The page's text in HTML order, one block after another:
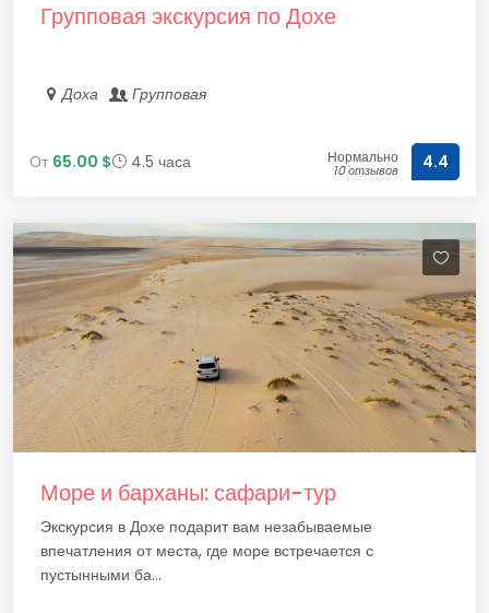
Групповая экскурсия по Дохе
Доха Групповая
От 65.00 $ 4.5 часа Нормально
10 отзывов 4.4
Море и барханы: сафари-тур
Экскурсия в Дохе подарит вам незабываемые
впечатления от места, где море встречается с
пустынными ба...